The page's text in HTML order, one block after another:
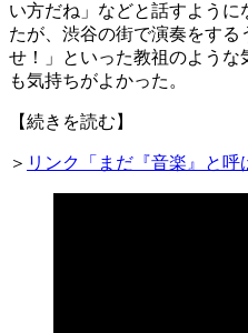
い方だね」などと話すよう
たが、渋谷の街で演奏をする
せ！」といった教祖のような
も気持ちがよかった。
【続きを読む】
＞ リンク「まだ『音楽』と